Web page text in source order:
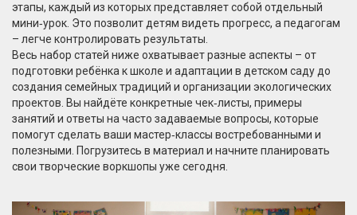
этапы, каждый из которых представляет собой отдельный
мини‑урок. Это позволит детям видеть прогресс, а педагогам
– легче контролировать результаты.
Весь набор статей ниже охватывает разные аспекты – от
подготовки ребёнка к школе и адаптации в детском саду до
создания семейных традиций и организации экологических
проектов. Вы найдёте конкретные чек‑листы, примеры
занятий и ответы на часто задаваемые вопросы, которые
помогут сделать ваши мастер‑классы востребованными и
полезными. Погрузитесь в материал и начните планировать
свои творческие воркшопы уже сегодня.